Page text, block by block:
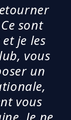
sont
je les
vous
un
vous
Je ne